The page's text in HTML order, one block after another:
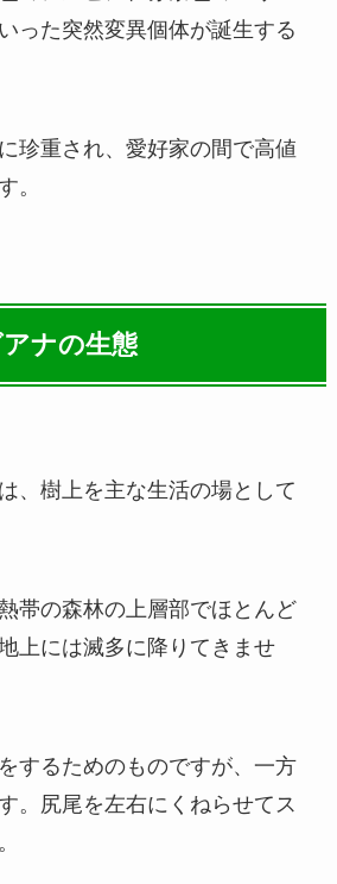
った突然変異個体が誕生する
珍重され、愛好家の間で高値
。
ナの生態
、樹上を主な生活の場として
帯の森林の上層部でほとんど
上には滅多に降りてきませ
するためのものですが、一方
。尻尾を左右にくねらせてス